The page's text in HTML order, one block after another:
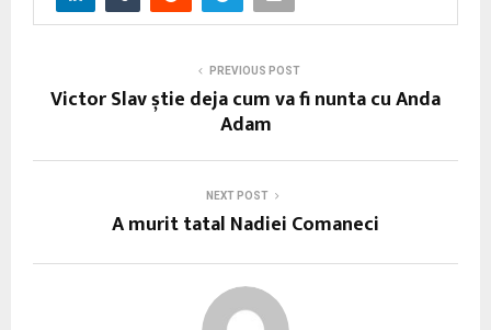
PREVIOUS POST
Victor Slav știe deja cum va fi nunta cu Anda
Adam
NEXT POST
A murit tatal Nadiei Comaneci